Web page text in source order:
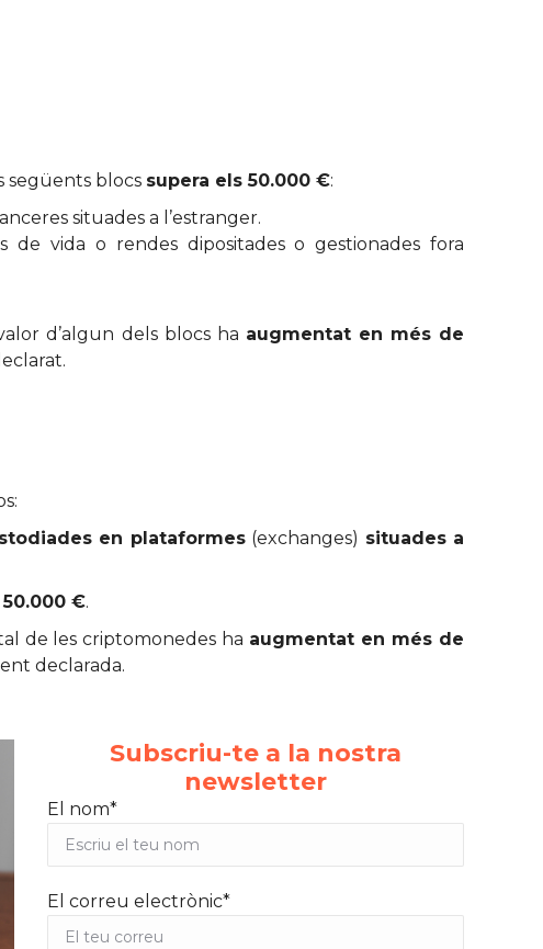
següents blocs supera els 50.000 €:
situades a l’estranger.
de vida o rendes dipositades o gestionades fora
d’algun dels blocs ha augmentat en més de
en plataformes(exchanges) situades a
€.
de les criptomonedes ha augmentat en més de
declarada.
Subscriu-te a la nostra
newsletter
El nom*
El correu electrònic*